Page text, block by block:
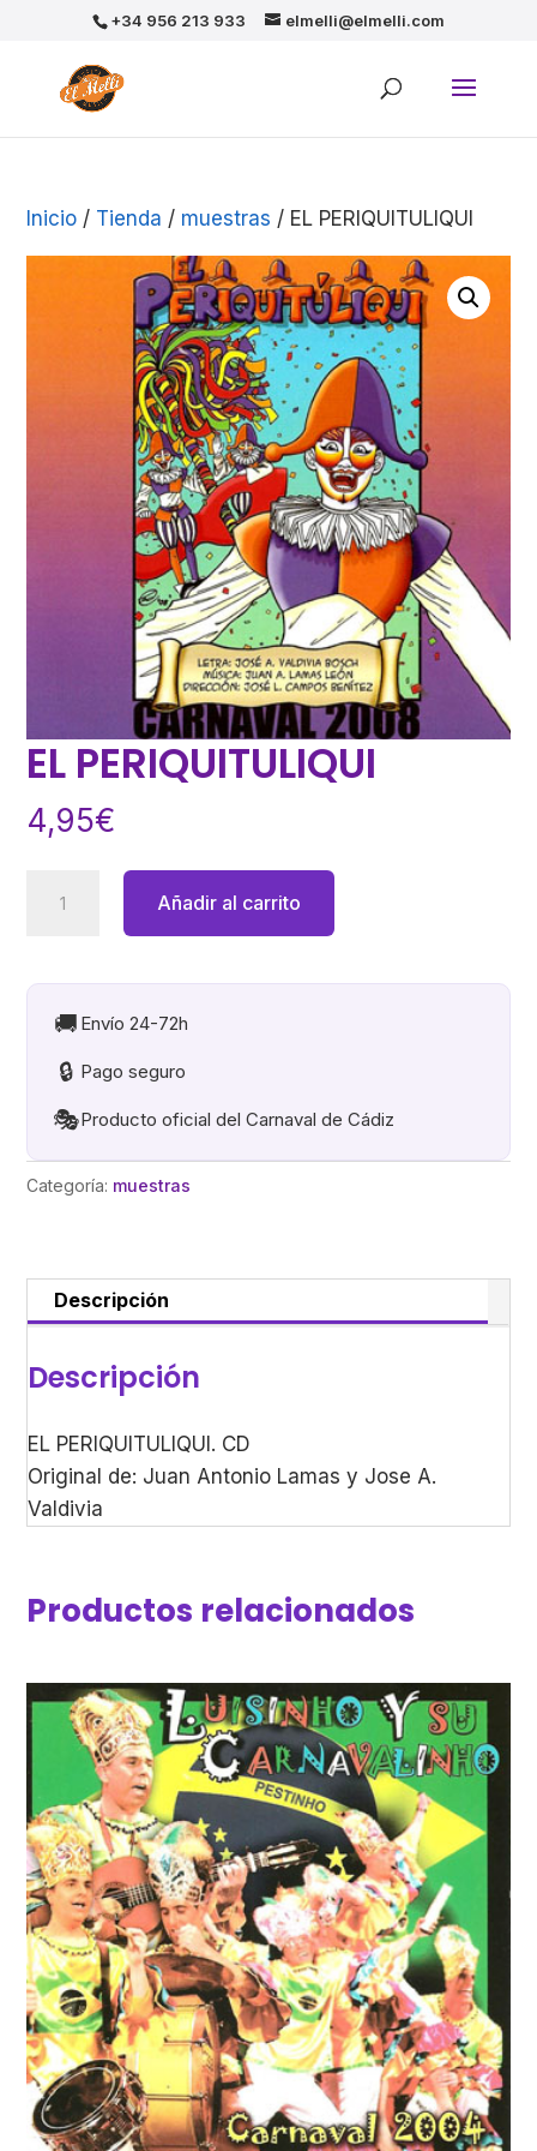
+34 956 213 933 elmelli@elmelli.com
Inicio / Tienda / muestras / EL PERIQUITULIQUI
EL PERIQUITULIQUI
4,95€
PERIQUITULIQUI
Añadir al carrito
🚚 Envío 24-72h
🔒 Pago seguro
🎭Producto oficial del Carnaval de Cádiz
Categoría: muestras
Descripción
Descripción
EL PERIQUITULIQUI. CD
Original de: Juan Antonio Lamas y Jose A.
Valdivia
Productos relacionados